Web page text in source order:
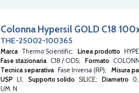
HYPERPACK ODS
HYPERPREP
HYPERREZ
HYPERSIL 100
HYPERSIL BDS
HYPERSIL CLASSICAL
Colonna Hypersil GOLD C18
THE-25002-100365
Marca Thermo Scientific Linea prodotto
Fase stazionaria C18 / ODS Formato
Tecnica separativa
Fase Inversa (RP) Misura
USP
L1 Supporto solido SILICE Diametro
UM. N